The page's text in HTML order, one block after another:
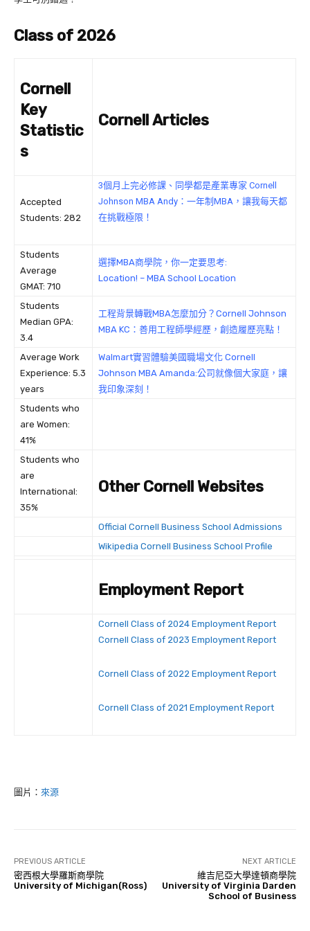
Class of 2026
Cornell
Key
Statistic
s
Cornell Articles
Accepted
Students: 282
3個月上完必修課、同學都是產業專家 Cornell
Johnson MBA Andy：一年制MBA，讓我每天都
在挑戰極限！
Students
Average
GMAT: 710
選擇MBA商學院，你一定要思考:
Location! – MBA School Location
Students
Median GPA:
3.4
工程背景轉戰MBA怎麼加分？Cornell Johnson
MBA KC：善用工程師學經歷，創造履歷亮點！
Average Work
Experience: 5.3
years
Walmart實習體驗美國職場文化 Cornell
Johnson MBA Amanda:公司就像個大家庭，讓
我印象深刻！
Students who
are Women:
41%
Students who
are
International:
35%
Other Cornell Websites
Official Cornell Business School Admissions
Wikipedia Cornell Business School Profile
Employment Report
Cornell Class of 2024 Employment Report
Cornell Class of 2023 Employment Report
Cornell Class of 2022 Employment Report
Cornell Class of 2021 Employment Report
圖片： 來源
PREVIOUS ARTICLE
密西根大學羅斯商學院
University of Michigan(Ross)
NEXT ARTICLE
維吉尼亞大學達頓商學院
University of Virginia Darden
School of Business